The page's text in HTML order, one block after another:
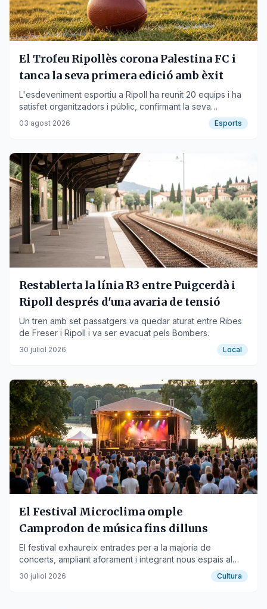
El Trofeu Ripollès corona Palestina FC i
tanca la seva primera edició amb èxit
L'esdeveniment esportiu a Ripoll ha reunit 20 equips i ha
satisfet organitzadors i públic, confirmant la seva
continuïtat.
03 agost 2026 Esports
Restablerta la línia R3 entre Puigcerdà i
Ripoll després d'una avaria de tensió
Un tren amb set passatgers va quedar aturat entre Ribes
de Freser i Ripoll i va ser evacuat pels Bombers.
30 juliol 2026 Local
El Festival Microclima omple
Camprodon de música fins dilluns
El festival exhaureix entrades per a la majoria de
concerts, ampliant aforament i integrant nous espais al
parc de la Mare de la Font.
30 juliol 2026 Cultura